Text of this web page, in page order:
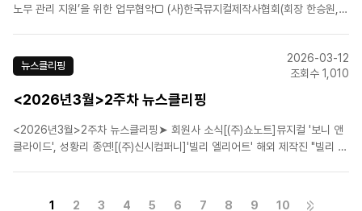
노무 관리 지원’을 위한 업무협약□ (사)한국뮤지컬제작사협회(회장 한승원,
이하 법인)과 업무협약을 체결하였다고 밝혔다.□&nb..
뉴스클리핑
2026-03-12
조회수 1,010
<2026년3월>2주차 뉴스클리핑
<2026년3월>2주차 뉴스클리핑➤ 회원사 소식[(주)쇼노트]뮤지컬 '보니 앤
클라이드', 성황리 종연![(주)신시컴퍼니]'빌리 엘리어트' 해외 제작진 "빌리 역
1 2 3 4 5 6 7 8 9 10